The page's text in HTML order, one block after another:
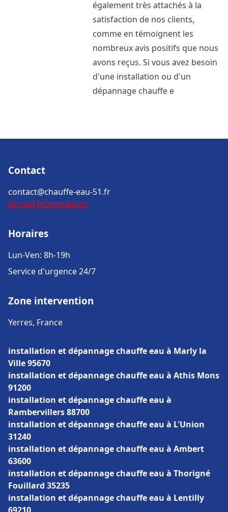
également très attachés à la
satisfaction de nos clients,
comme en témoignent les
nombreux avis positifs que nous
avons reçus. Si vous avez besoin
d'une installation ou d'un
dépannage chauffe e
Contact
contact@chauffe-eau-51.fr
Accueil Informations
Horaires
Lun-Ven: 8h-19h
Service d'urgence 24/7
Zone intervention
Yerres, France
installation et dépannage chauffe eau à Marly la
Ville 95670
installation et dépannage chauffe eau à Athis Mons
91200
installation et dépannage chauffe eau à
Rambervillers 88700
installation et dépannage chauffe eau à L'Union
31240
installation et dépannage chauffe eau à Ambert
63600
installation et dépannage chauffe eau à Thorigné
Fouillard 35235
installation et dépannage chauffe eau à Lentilly